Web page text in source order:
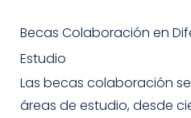
Becas Colaboración en
Estudio
Las becas colaboración
áreas de estudio, desde